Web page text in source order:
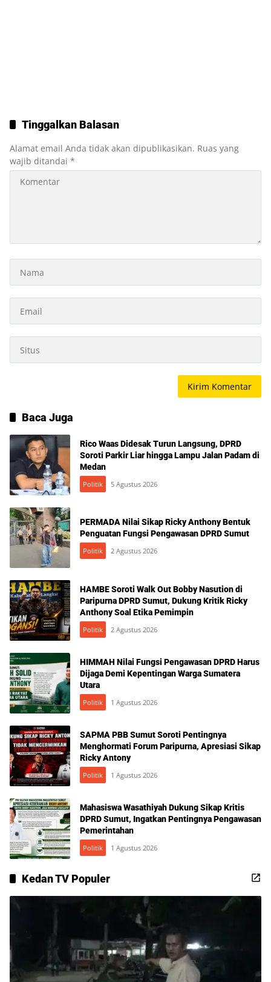
Tinggalkan Balasan
Alamat email Anda tidak akan dipublikasikan. Ruas yang
wajib ditandai *
Baca Juga
Rico Waas Didesak Turun Langsung, DPRD
Soroti Parkir Liar hingga Lampu Jalan Padam di
Medan
Politik 5 Agustus 2026
PERMADA Nilai Sikap Ricky Anthony Bentuk
Penguatan Fungsi Pengawasan DPRD Sumut
Politik 2 Agustus 2026
HAMBE Soroti Walk Out Bobby Nasution di
Paripurna DPRD Sumut, Dukung Kritik Ricky
Anthony Soal Etika Pemimpin
Politik 2 Agustus 2026
HIMMAH Nilai Fungsi Pengawasan DPRD Harus
Dijaga Demi Kepentingan Warga Sumatera
Utara
Politik 1 Agustus 2026
SAPMA PBB Sumut Soroti Pentingnya
Menghormati Forum Paripurna, Apresiasi Sikap
Ricky Antony
Politik 1 Agustus 2026
Mahasiswa Wasathiyah Dukung Sikap Kritis
DPRD Sumut, Ingatkan Pentingnya Pengawasan
Pemerintahan
Politik 1 Agustus 2026
Kedan TV Populer